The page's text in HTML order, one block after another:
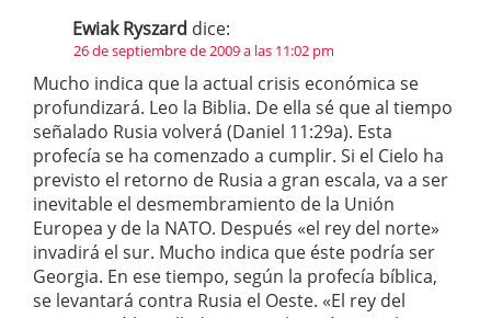
Ewiak Ryszard dice:
26 de septiembre de 2009 a las 11:02 pm
Mucho indica que la actual crisis económica se
profundizará. Leo la Biblia. De ella sé que al tiempo
señalado Rusia volverá (Daniel 11:29a). Esta
profecía se ha comenzado a cumplir. Si el Cielo ha
previsto el retorno de Rusia a gran escala, va a ser
inevitable el desmembramiento de la Unión
Europea y de la NATO. Después «el rey del norte»
invadirá el sur. Mucho indica que éste podría ser
Georgia. En ese tiempo, según la profecía bíblica,
se levantará contra Rusia el Oeste. «El rey del